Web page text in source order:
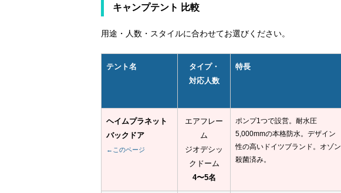
キャンプテント 比較
用途・人数・スタイルに合わせてお選びください。
テント名
タイプ・
対応人数
特長
ヘイムプラネット
バックドア
←このページ
エアフレー
ム
ジオデシッ
クドーム
4〜5名
ポンプ1つで設営。耐水圧
5,000mmの本格防水。デザイン
性の高いドイツブランド。オゾン
殺菌済み。